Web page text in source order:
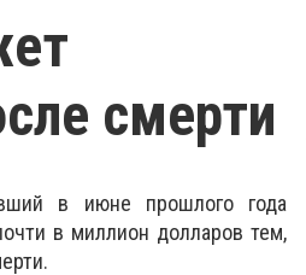
смерти
в июне прошлого года
в миллион долларов тем,